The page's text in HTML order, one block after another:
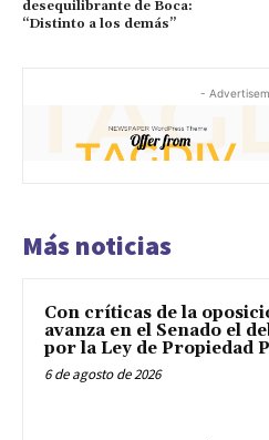
desequilibrante de Boca:
“Distinto a los demás”
-
Más noticias
Con críticas de la
avanza en el Senado el
por la Ley de Propiedad
6 de agosto de 2026